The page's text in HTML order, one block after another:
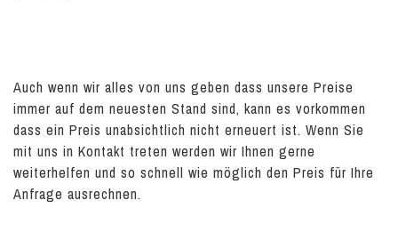
Auch wenn wir alles von uns geben dass unsere Preise
immer auf dem neuesten Stand sind, kann es vorkommen
dass ein Preis unabsichtlich nicht erneuert ist. Wenn Sie
mit uns in Kontakt treten werden wir Ihnen gerne
weiterhelfen und so schnell wie möglich den Preis für Ihre
Anfrage ausrechnen.